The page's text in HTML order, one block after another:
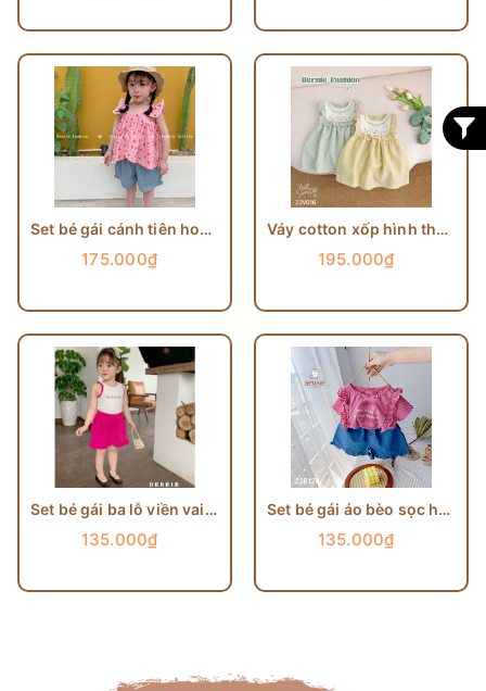
Set bé gái cánh tiên hoa nhí viền bèo BERNIE
175.000₫
Váy cotton xốp hình thỏ Bernie
195.000₫
Set bé gái ba lỗ viền vai quần loe Bernie
135.000₫
Set bé gái áo bèo sọc hồng quần jeans BERNIE
135.000₫